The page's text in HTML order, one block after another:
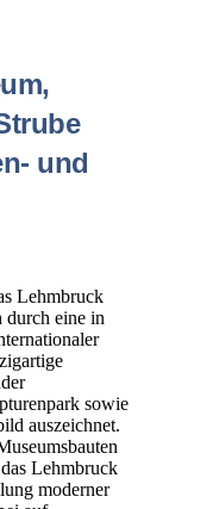
und
Lehmbruck
durch eine in
sowie
auszeichnet.
Lehmbruck
moderner